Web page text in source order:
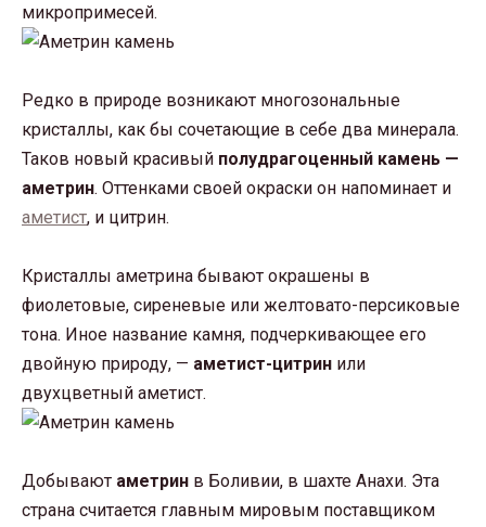
микропримесей.
Редко в природе возникают многозональные
кристаллы, как бы сочетающие в себе два минерала.
Таков новый красивый полудрагоценный камень —
аметрин. Оттенками своей окраски он напоминает и
аметист, и цитрин.
Кристаллы аметрина бывают окрашены в
фиолетовые, сиреневые или желтовато-персиковые
тона. Иное название камня, подчеркивающее его
двойную природу, — аметист-цитрин или
двухцветный аметист.
Добывают аметрин в Боливии, в шахте Анахи. Эта
страна считается главным мировым поставщиком